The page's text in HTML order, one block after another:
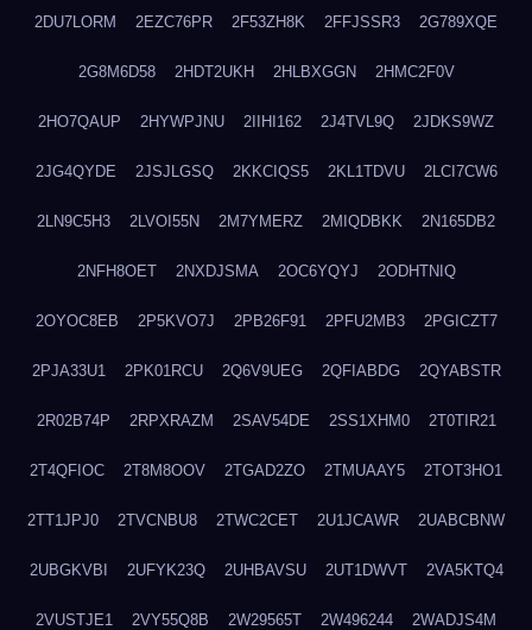
2DU7LORM 2EZC76PR 2F53ZH8K 2FFJSSR3 2G789XQE
2G8M6D58 2HDT2UKH 2HLBXGGN 2HMC2F0V
2HO7QAUP 2HYWPJNU 2IIHI162 2J4TVL9Q 2JDKS9WZ
2JG4QYDE 2JSJLGSQ 2KKCIQS5 2KL1TDVU 2LCI7CW6
2LN9C5H3 2LVOI55N 2M7YMERZ 2MIQDBKK 2N165DB2
2NFH8OET 2NXDJSMA 2OC6YQYJ 2ODHTNIQ
2OYOC8EB 2P5KVO7J 2PB26F91 2PFU2MB3 2PGICZT7
2PJA33U1 2PK01RCU 2Q6V9UEG 2QFIABDG 2QYABSTR
2R02B74P 2RPXRAZM 2SAV54DE 2SS1XHM0 2T0TIR21
2T4QFIOC 2T8M8OOV 2TGAD2ZO 2TMUAAY5 2TOT3HO1
2TT1JPJ0 2TVCNBU8 2TWC2CET 2U1JCAWR 2UABCBNW
2UBGKVBI 2UFYK23Q 2UHBAVSU 2UT1DWVT 2VA5KTQ4
2VUSTJE1 2VY55Q8B 2W29565T 2W496244 2WADJS4M